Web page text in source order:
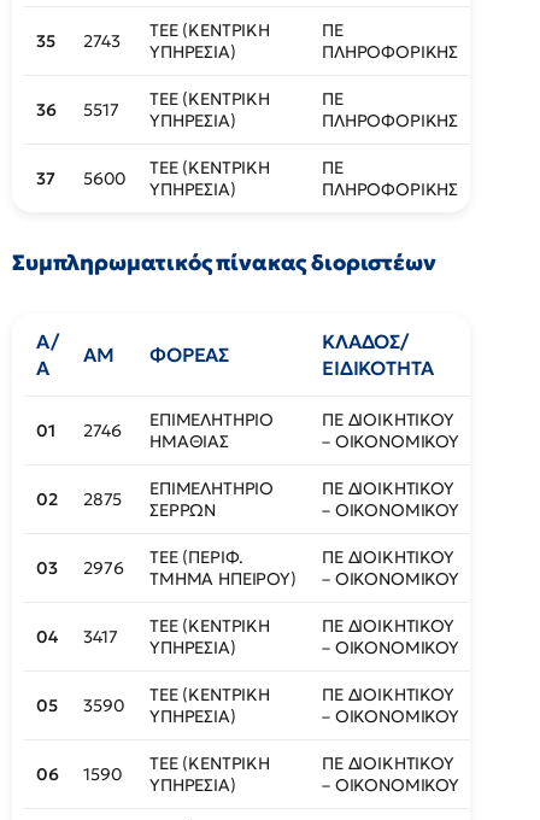
35 2743
ΤΕΕ (ΚΕΝΤΡΙΚΗ
ΥΠΗΡΕΣΙΑ)
ΠΕ
ΠΛΗΡΟΦΟΡΙΚΗΣ
36 5517
ΤΕΕ (ΚΕΝΤΡΙΚΗ
ΥΠΗΡΕΣΙΑ)
ΠΕ
ΠΛΗΡΟΦΟΡΙΚΗΣ
37 5600
ΤΕΕ (ΚΕΝΤΡΙΚΗ
ΥΠΗΡΕΣΙΑ)
ΠΕ
ΠΛΗΡΟΦΟΡΙΚΗΣ
Συμπληρωματικός πίνακας διοριστέων
Α/
Α
ΑΜ ΦΟΡΕΑΣ
ΚΛΑΔΟΣ/
ΕΙΔΙΚΟΤΗΤΑ
01 2746
ΕΠΙΜΕΛΗΤΗΡΙΟ
ΗΜΑΘΙΑΣ
ΠΕ ΔΙΟΙΚΗΤΙΚΟΥ
– ΟΙΚΟΝΟΜΙΚΟΥ
02 2875
ΕΠΙΜΕΛΗΤΗΡΙΟ
ΣΕΡΡΩΝ
ΠΕ ΔΙΟΙΚΗΤΙΚΟΥ
– ΟΙΚΟΝΟΜΙΚΟΥ
03 2976
ΤΕΕ (ΠΕΡΙΦ.
ΤΜΗΜΑ ΗΠΕΙΡΟΥ)
ΠΕ ΔΙΟΙΚΗΤΙΚΟΥ
– ΟΙΚΟΝΟΜΙΚΟΥ
04 3417
ΤΕΕ (ΚΕΝΤΡΙΚΗ
ΥΠΗΡΕΣΙΑ)
ΠΕ ΔΙΟΙΚΗΤΙΚΟΥ
– ΟΙΚΟΝΟΜΙΚΟΥ
05 3590
ΤΕΕ (ΚΕΝΤΡΙΚΗ
ΥΠΗΡΕΣΙΑ)
ΠΕ ΔΙΟΙΚΗΤΙΚΟΥ
– ΟΙΚΟΝΟΜΙΚΟΥ
06 1590
ΤΕΕ (ΚΕΝΤΡΙΚΗ
ΥΠΗΡΕΣΙΑ)
ΠΕ ΔΙΟΙΚΗΤΙΚΟΥ
– ΟΙΚΟΝΟΜΙΚΟΥ